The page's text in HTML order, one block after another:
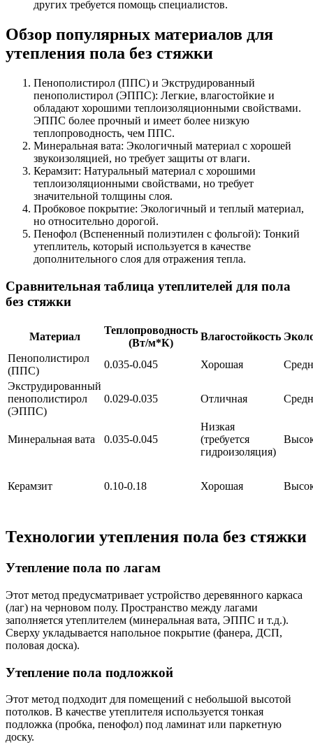
других требуется помощь специалистов.
Обзор популярных материалов для
утепления пола без стяжки
Пенополистирол (ППС) и Экструдированный
пенополистирол (ЭППС): Легкие, влагостойкие и
обладают хорошими теплоизоляционными свойствами.
ЭППС более прочный и имеет более низкую
теплопроводность, чем ППС.
Минеральная вата: Экологичный материал с хорошей
звукоизоляцией, но требует защиты от влаги.
Керамзит: Натуральный материал с хорошими
теплоизоляционными свойствами, но требует
значительной толщины слоя.
Пробковое покрытие: Экологичный и теплый материал,
но относительно дорогой.
Пенофол (Вспененный полиэтилен с фольгой): Тонкий
утеплитель, который используется в качестве
дополнительного слоя для отражения тепла.
Сравнительная таблица утеплителей для пола
без стяжки
Материал
Теплопроводность
(Вт/м*К)
Влагостойкость
Пенополистирол
(ППС)
0.035-0.045 Хорошая
Экструдированный
пенополистирол
(ЭППС)
0.029-0.035 Отличная
Минеральная вата 0.035-0.045
Низкая
(требуется
гидроизоляция)
Керамзит 0.10-0.18 Хорошая
Технологии утепления пола без стяжки
Утепление пола по лагам
Этот метод предусматривает устройство деревянного каркаса
(лаг) на черновом полу. Пространство между лагами
заполняется утеплителем (минеральная вата, ЭППС и т.д.).
Сверху укладывается напольное покрытие (фанера, ДСП,
половая доска).
Утепление пола подложкой
Этот метод подходит для помещений с небольшой высотой
потолков. В качестве утеплителя используется тонкая
подложка (пробка, пенофол) под ламинат или паркетную
доску.